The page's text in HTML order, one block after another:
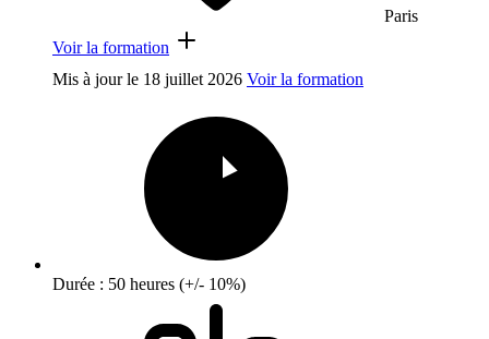
Paris
Voir la formation
Mis à jour le 18 juillet 2026 Voir la formation
Durée : 50 heures (+/- 10%)